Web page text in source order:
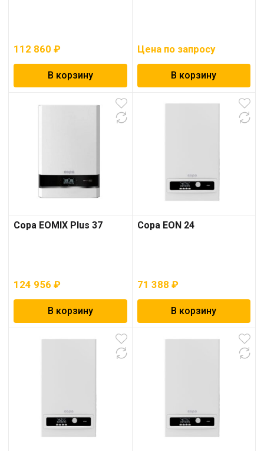
112 860 ₽
В корзину
Цена по запросу
В корзину
Copa EOMIX Plus 37
124 956 ₽
В корзину
Copa EON 24
71 388 ₽
В корзину